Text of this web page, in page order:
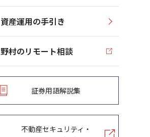
資産運用の手引き
野村のリモート相談
証券用語解説集
不動産セキュリティ・